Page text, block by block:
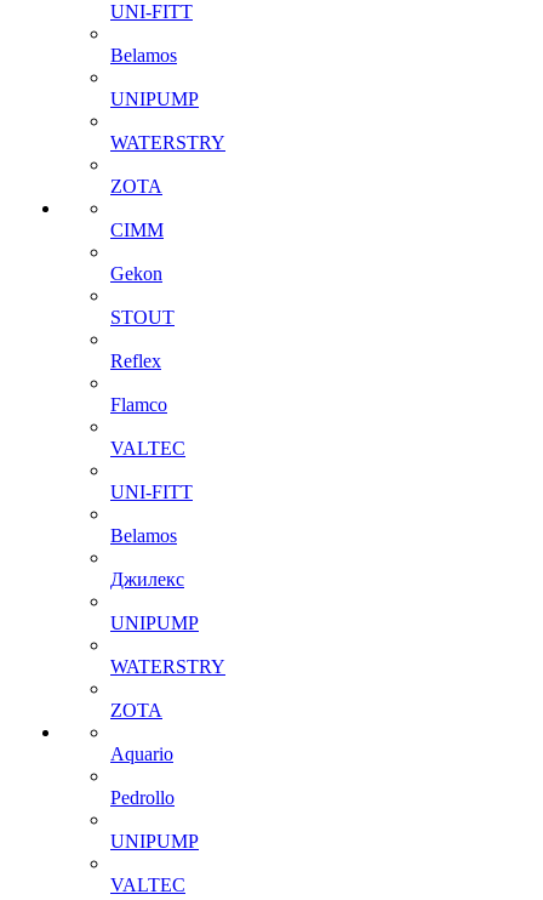
UNI-FITT
Belamos
UNIPUMP
WATERSTRY
ZOTA
CIMM
Gekon
STOUT
Reflex
Flamco
VALTEC
UNI-FITT
Belamos
Джилекс
UNIPUMP
WATERSTRY
ZOTA
Aquario
Pedrollo
UNIPUMP
VALTEC